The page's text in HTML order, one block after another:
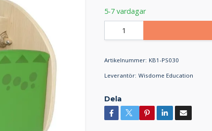
5-7 vardagar
Artikelnummer: KB1-PS030
Leverantör: Wisdome Education
Dela